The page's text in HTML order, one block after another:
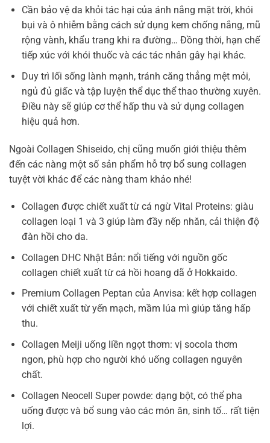
Cần bảo vệ da khỏi tác hại của ánh nắng mặt trời, khói
bụi và ô nhiễm bằng cách sử dụng kem chống nắng, mũ
rộng vành, khẩu trang khi ra đường… Đồng thời, hạn chế
tiếp xúc với khói thuốc và các tác nhân gây hại khác.
Duy trì lối sống lành mạnh, tránh căng thẳng mệt mỏi,
ngủ đủ giấc và tập luyện thể dục thể thao thường xuyên.
Điều này sẽ giúp cơ thể hấp thu và sử dụng collagen
hiệu quả hơn.
Ngoài Collagen Shiseido, chị cũng muốn giới thiệu thêm
đến các nàng một số sản phẩm hỗ trợ bổ sung collagen
tuyệt vời khác để các nàng tham khảo nhé!
Collagen được chiết xuất từ cá ngừ Vital Proteins: giàu
collagen loại 1 và 3 giúp làm đầy nếp nhăn, cải thiện độ
đàn hồi cho da.
Collagen DHC Nhật Bản: nổi tiếng với nguồn gốc
collagen chiết xuất từ cá hồi hoang dã ở Hokkaido.
Premium Collagen Peptan của Anvisa: kết hợp collagen
với chiết xuất từ yến mạch, mầm lúa mì giúp tăng hấp
thu.
Collagen Meiji uống liền ngọt thơm: vị socola thơm
ngon, phù hợp cho người khó uống collagen nguyên
chất.
Collagen Neocell Super powde: dạng bột, có thể pha
uống được và bổ sung vào các món ăn, sinh tố… rất tiện
lợi.